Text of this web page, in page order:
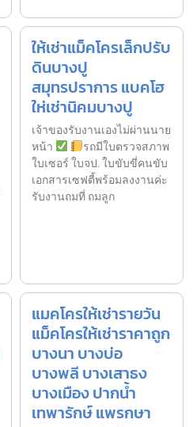
ให้เช่าแม็คโครเล็กปรับ
ดินบางปู
สมุทรปราการ แบคโฮ
ให่เช่านิคมบางปู
เจ้าของรับงานเองไม่ผ่านนาย
หน้า
รถมีใบตรวจสภาพ
ใบเซอร์ ใบจป. ใบขับขี่คนขับ
เอกสารเซฟตี้พร้อมลงงานค่ะ
รับงานถมที่ ถมลูก
แมคโครให้เช่ารายวัน
แม็คโครให้เช่าราคาถูก
บางนา บางบ่อ
บางพลี บางเสาธง
บางเมือง ปากน้ำ
เทพารักษ์ แพรกษา